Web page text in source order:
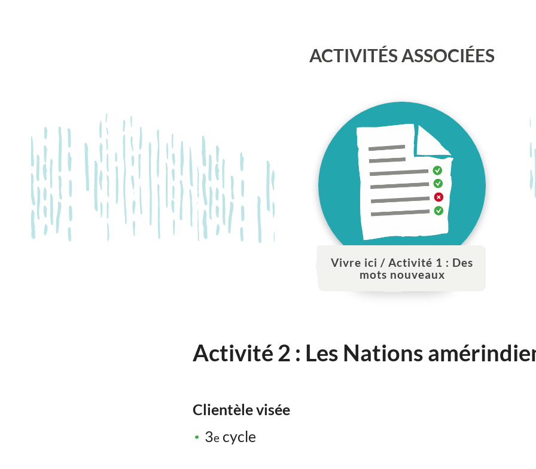
ACTIVITÉS ASSOCIÉES
Vivre ici / Activité 1 : Des
mots nouveaux
Activité 2 : Les Nations
Clientèle visée
3e cycle